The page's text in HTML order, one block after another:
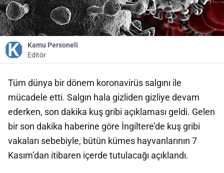
Kamu Personeli
Editör
Tüm dünya bir dönem koronavirüs salgını ile
mücadele etti. Salgın hala gizliden gizliye devam
ederken, son dakika kuş gribi açıklaması geldi. Gelen
bir son dakika haberine göre İngiltere’de kuş gribi
vakaları sebebiyle, bütün kümes hayvanlarının 7
Kasım’dan itibaren içerde tutulacağı açıklandı.